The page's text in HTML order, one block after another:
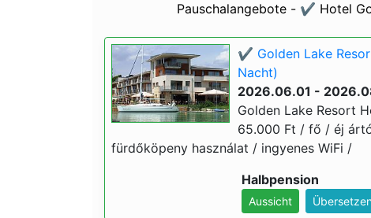
Pauschalangebote - ✔️ Hotel
✔️ Golden Lake
Nacht)
2026.06.01 -
Golden Lake Resort
65.000 Ft / fő / éj
fürdőköpeny használat / ingyenes WiFi /
Halbpension
Aussicht